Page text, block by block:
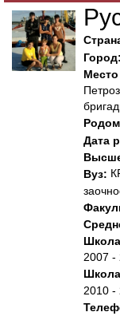
Город:
Дата
Вуз:
2007 -
2010 -